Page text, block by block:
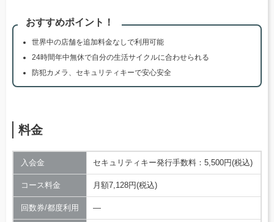
おすすめポイント！
世界中の店舗を追加料金なしで利用可能
24時間年中無休で自分の生活サイクルに合わせられる
防犯カメラ、セキュリティキーで安心安全
料金
入会金 セキュリティキー発行手数料：5,500円(税込)
コース料金 月額7,128円(税込)
回数券/都度利用 ―